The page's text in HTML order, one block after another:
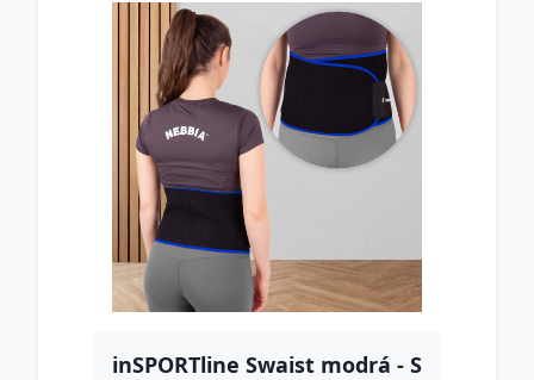
inSPORTline Swaist modrá - S